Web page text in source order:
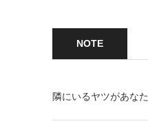
NOTE
隣にいるヤツがあな